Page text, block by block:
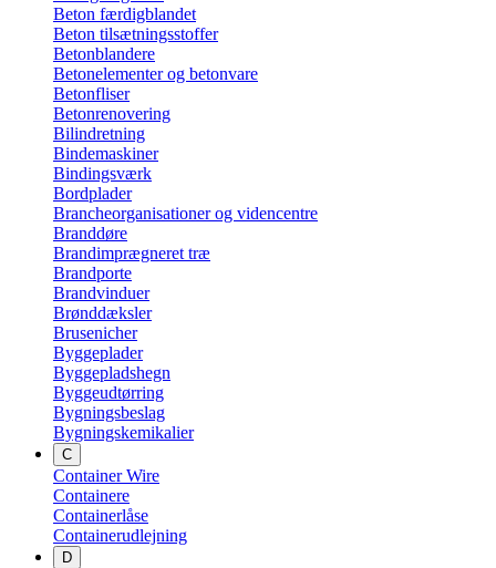
Beton færdigblandet
Beton tilsætningsstoffer
Betonblandere
Betonelementer og betonvare
Betonfliser
Betonrenovering
Bilindretning
Bindemaskiner
Bindingsværk
Bordplader
Brancheorganisationer og videncentre
Branddøre
Brandimprægneret træ
Brandporte
Brandvinduer
Brønddæksler
Brusenicher
Byggeplader
Byggepladshegn
Byggeudtørring
Bygningsbeslag
Bygningskemikalier
C
Container Wire
Containere
Containerlåse
Containerudlejning
D